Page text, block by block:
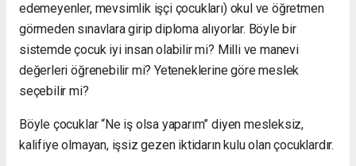
edemeyenler, mevsimlik işçi çocukları) okul ve öğretmen
görmeden sınavlara girip diploma alıyorlar. Böyle bir
sistemde çocuk iyi insan olabilir mi? Milli ve manevi
değerleri öğrenebilir mi? Yeteneklerine göre meslek
seçebilir mi?
Böyle çocuklar “Ne iş olsa yaparım” diyen mesleksiz,
kalifiye olmayan, işsiz gezen iktidarın kulu olan çocuklardır.